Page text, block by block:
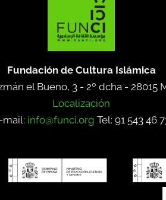
Fundación de Cultura Islámica
el Bueno, 3 - 2º dcha - 28015
Localización
mail: info@funci.org Tel: 91 543 46